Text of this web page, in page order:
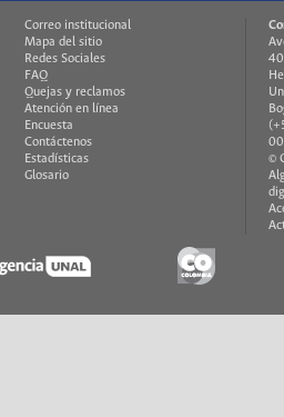
Correo institucional
Mapa del sitio
Redes Sociales
FAQ
Quejas y reclamos
Atención en línea
Encuesta
Contáctenos
Estadísticas
Glosario
©